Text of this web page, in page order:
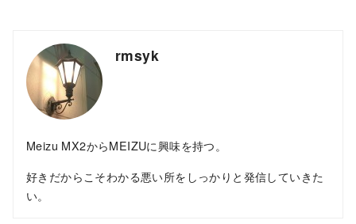
rmsyk
Meizu MX2からMEIZUに興味を持つ。
好きだからこそわかる悪い所をしっかりと発信していきた
い。